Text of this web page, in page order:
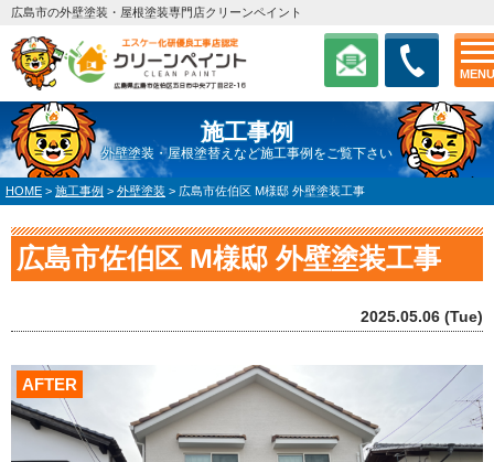
MENU
広島市の外壁塗装・屋根塗装専門店クリーンペイント
施工事例
外壁塗装・屋根塗替えなど施工事例をご覧下さい
HOME > 施工事例 > 外壁塗装 > 広島市佐伯区 M様邸 外壁塗装工事
広島市佐伯区 M様邸 外壁塗装工事
2025.05.06 (Tue)
AFTER